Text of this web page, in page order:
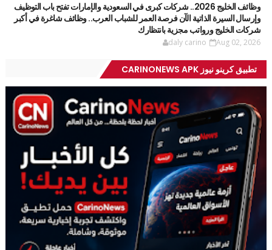
وظائف الخليج 2026.. شركات كبرى في السعودية والإمارات تفتح باب التوظيف
وإرسال السيرة الذاتية الآن فرصة العمر للشباب العرب.. وظائف شاغرة في أكبر
شركات الخليج ورواتب مجزية بانتظارك
daly carino Aug 02, 2026
تطبيق كرينو نيوز CARINONEWS APK